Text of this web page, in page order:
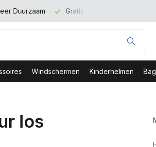
Duurzaam Gratis verzending binnen
Windschermen Kinderhelmen
los